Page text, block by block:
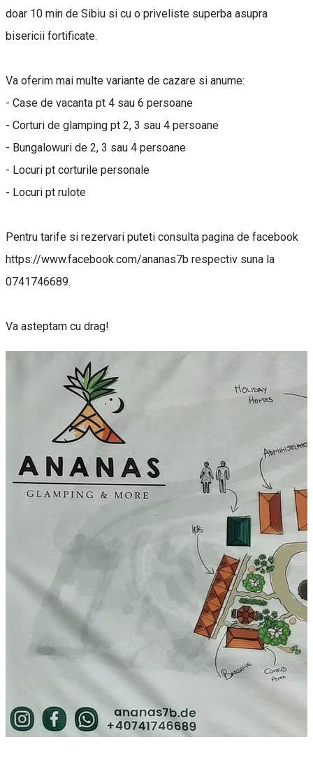
doar 10 min de Sibiu si cu o priveliste superba asupra
bisericii fortificate.
Va oferim mai multe variante de cazare si anume:
- Case de vacanta pt 4 sau 6 persoane
- Corturi de glamping pt 2, 3 sau 4 persoane
- Bungalowuri de 2, 3 sau 4 persoane
- Locuri pt corturile personale
- Locuri pt rulote
Pentru tarife si rezervari puteti consulta pagina de facebook
https://www.facebook.com/ananas7b respectiv suna la
0741746689.
Va asteptam cu drag!